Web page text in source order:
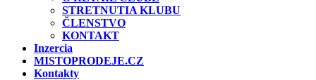
STRETNUTIA KLUBU
ČLENSTVO
KONTAKT
Inzercia
MISTOPRODEJE.CZ
Kontakty